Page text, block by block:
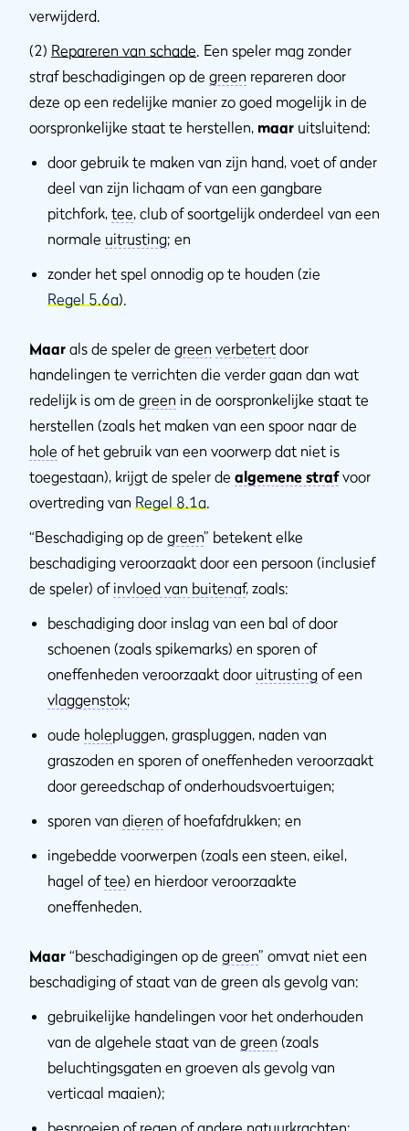
verwijderd.
(2) Repareren van schade. Een speler mag zonder
straf beschadigingen op de green repareren door
deze op een redelijke manier zo goed mogelijk in de
oorspronkelijke staat te herstellen, maar uitsluitend:
door gebruik te maken van zijn hand, voet of ander
deel van zijn lichaam of van een gangbare
pitchfork, tee, club of soortgelijk onderdeel van een
normale uitrusting; en
zonder het spel onnodig op te houden (zie
Regel 5.6a).
Maar als de speler de green verbetert door
handelingen te verrichten die verder gaan dan wat
redelijk is om de green in de oorspronkelijke staat te
herstellen (zoals het maken van een spoor naar de
hole of het gebruik van een voorwerp dat niet is
toegestaan), krijgt de speler de algemene strafvoor
overtreding van Regel 8.1a.
“Beschadiging op de green” betekent elke
beschadiging veroorzaakt door een persoon (inclusief
de speler) of invloed van buitenaf, zoals:
beschadiging door inslag van een bal of door
schoenen (zoals spikemarks) en sporen of
oneffenheden veroorzaakt door uitrusting of een
vlaggenstok;
oude holepluggen, graspluggen, naden van
graszoden en sporen of oneffenheden veroorzaakt
door gereedschap of onderhoudsvoertuigen;
sporen van dieren of hoefafdrukken; en
ingebedde voorwerpen (zoals een steen, eikel,
hagel oftee) en hierdoor veroorzaakte
oneffenheden.
Maar “beschadigingen op de green” omvat niet een
beschadiging of staat van de green als gevolg van:
gebruikelijke handelingen voor het onderhouden
van de algehele staat van de green (zoals
beluchtingsgaten en groeven als gevolg van
verticaal maaien);
besproeien of regen of andere natuurkrachten;